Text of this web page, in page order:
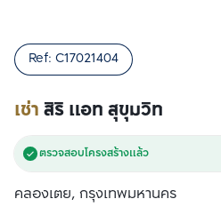
เช่าสิริ แอท สุขุมวิท
Ref: C17021404
ตรวจสอบโครงสร้างแล้ว
คลองเตย, กรุงเทพมหานคร